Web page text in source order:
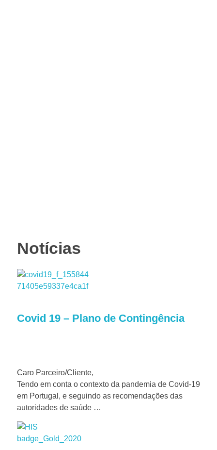
Notícias
Covid 19 – Plano de Contingência
Caro Parceiro/Cliente,
Tendo em conta o contexto da pandemia de Covid-19
em Portugal, e seguindo as recomendações das
autoridades de saúde …